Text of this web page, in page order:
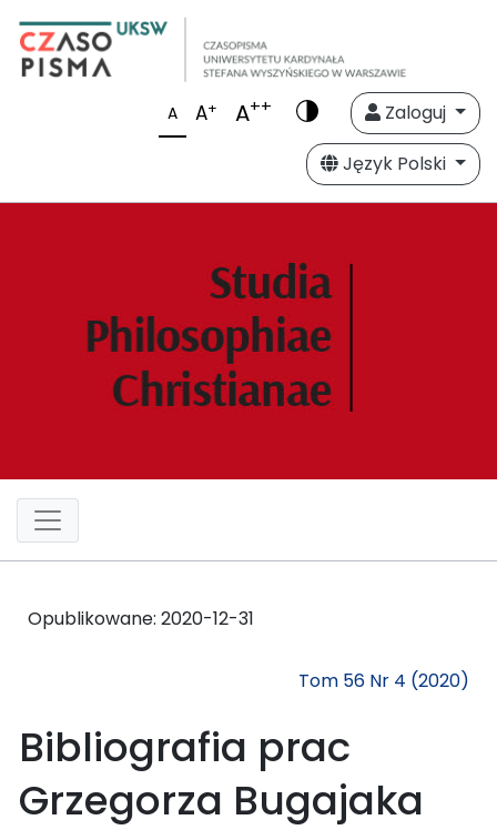
A A+ A++
Zaloguj
Język Polski
Opublikowane: 2020-12-31
Tom 56 Nr 4 (2020)
Bibliografia prac
Grzegorza Bugajaka